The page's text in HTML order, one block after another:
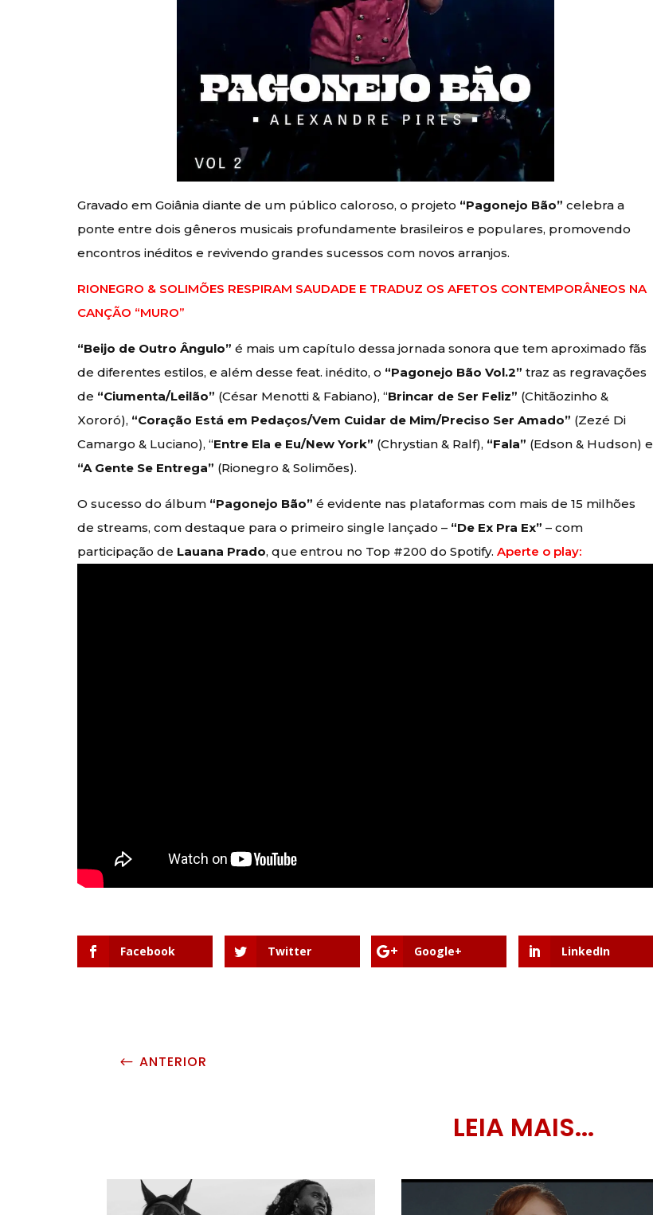
Gravado em Goiânia diante de um público caloroso, o projeto “Pagonejo Bão” celebra a
ponte entre dois gêneros musicais profundamente brasileiros e populares, promovendo
encontros inéditos e revivendo grandes sucessos com novos arranjos.
RIONEGRO & SOLIMÕES RESPIRAM SAUDADE E TRADUZ OS AFETOS CONTEMPORÂNEOS NA
CANÇÃO “MURO”
“Beijo de Outro Ângulo” é mais um capítulo dessa jornada sonora que tem aproximado fãs
de diferentes estilos, e além desse feat. inédito, o “Pagonejo Bão Vol.2” traz as regravações
de “Ciumenta/Leilão” (César Menotti & Fabiano), “Brincar de Ser Feliz” (Chitãozinho &
Xororó), “Coração Está em Pedaços/Vem Cuidar de Mim/Preciso Ser Amado” (Zezé Di
Camargo & Luciano), “Entre Ela e Eu/New York” (Chrystian & Ralf), “Fala” (Edson & Hudson) e
“A Gente Se Entrega” (Rionegro & Solimões).
O sucesso do álbum “Pagonejo Bão” é evidente nas plataformas com mais de 15 milhões
de streams, com destaque para o primeiro single lançado – “De Ex Pra Ex” – com
participação de Lauana Prado, que entrou no Top #200 do Spotify.Aperte o play:
Facebook Twitter Google+ LinkedIn
# ANTERIOR
LEIA MAIS...